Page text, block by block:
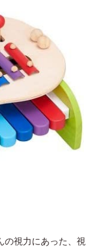
の視力にあった、視